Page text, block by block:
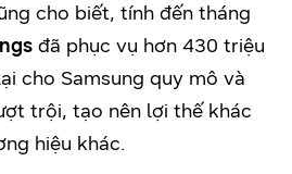
cho biết, tính đến tháng
đã phục vụ hơn 430 triệu
cho Samsung quy mô và
trội, tạo nên lợi thế khác
hiệu khác.